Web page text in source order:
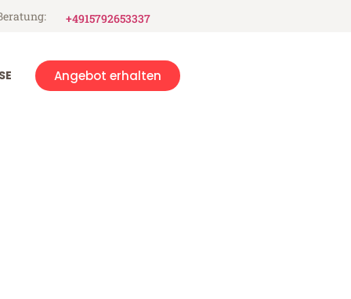
+4915792653337
Angebot erhalten